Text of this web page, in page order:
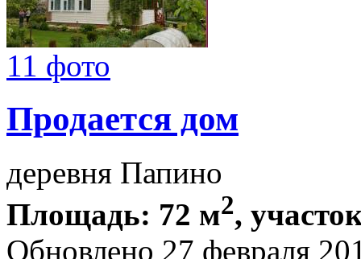
11 фото
Продается дом
деревня Папино
Площадь: 72 м2,
Обновлено 27 февраля